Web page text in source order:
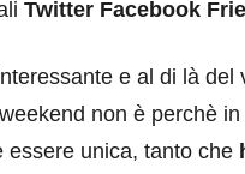
Twitter Facebook
e al di là
non è perchè
essere unica, tanto che